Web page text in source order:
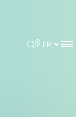
Rechercher
Choisir la